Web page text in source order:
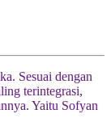
Sesuai dengan
terintegrasi,
Yaitu Sofyan